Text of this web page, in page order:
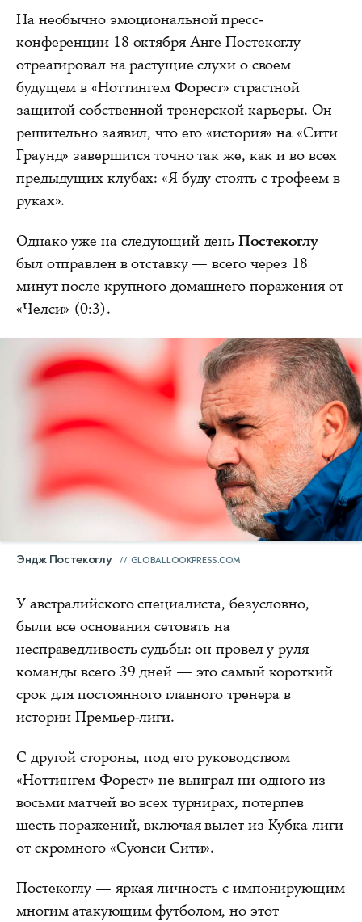
На необычно эмоциональной пресс-
конференции 18 октября Анге Постекоглу
отреагировал на растущие слухи о своем
будущем в «Ноттингем Форест» страстной
защитой собственной тренерской карьеры. Он
решительно заявил, что его «история» на «Сити
Граунд» завершится точно так же, как и во всех
предыдущих клубах: «Я буду стоять с трофеем в
руках».
Однако уже на следующий деньПостекоглу
был отправлен в отставку — всего через 18
минут после крупного домашнего поражения от
«Челси» (0:3).
Эндж Постекоглу GLOBALLOOKPRESS.COM
У австралийского специалиста, безусловно,
были все основания сетовать на
несправедливость судьбы: он провел у руля
команды всего 39 дней — это самый короткий
срок для постоянного главного тренера в
истории Премьер-лиги.
С другой стороны, под его руководством
«Ноттингем Форест» не выиграл ни одного из
восьми матчей во всех турнирах, потерпев
шесть поражений, включая вылет из Кубка лиги
от скромного «Суонси Сити».
Постекоглу — яркая личность с импонирующим
многим атакующим футболом, но этот